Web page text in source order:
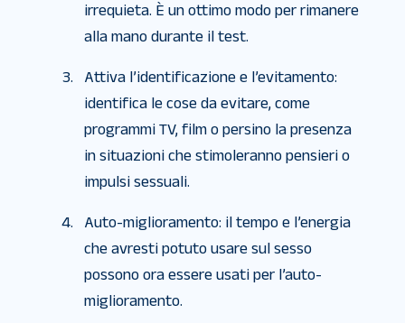
irrequieta. È un ottimo modo per rimanere
alla mano durante il test.
Attiva l’identificazione e l’evitamento:
identifica le cose da evitare, come
programmi TV, film o persino la presenza
in situazioni che stimoleranno pensieri o
impulsi sessuali.
Auto-miglioramento: il tempo e l’energia
che avresti potuto usare sul sesso
possono ora essere usati per l’auto-
miglioramento.